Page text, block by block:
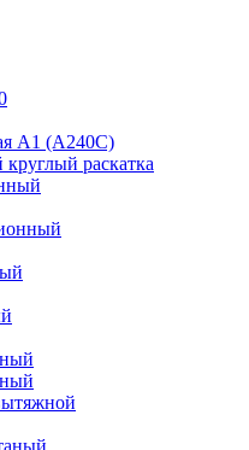
А1 (А240C)
круглый раскатка